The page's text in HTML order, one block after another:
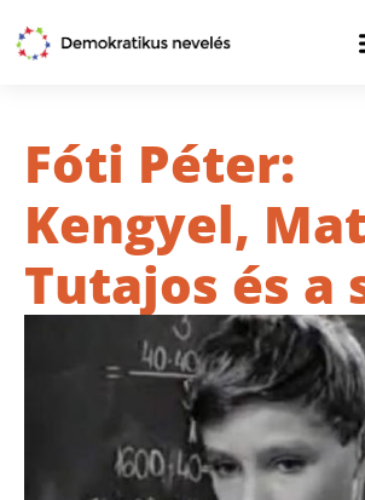
Fóti Péter:
Kengyel,
Tutajos és a